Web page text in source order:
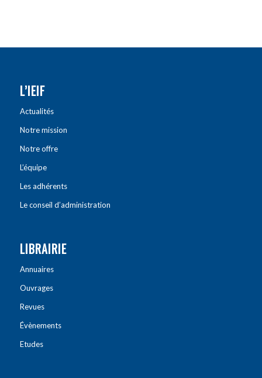
L’IEIF
Actualités
Notre mission
Notre offre
L’équipe
Les adhérents
Le conseil d’administration
LIBRAIRIE
Annuaires
Ouvrages
Revues
Évènements
Etudes